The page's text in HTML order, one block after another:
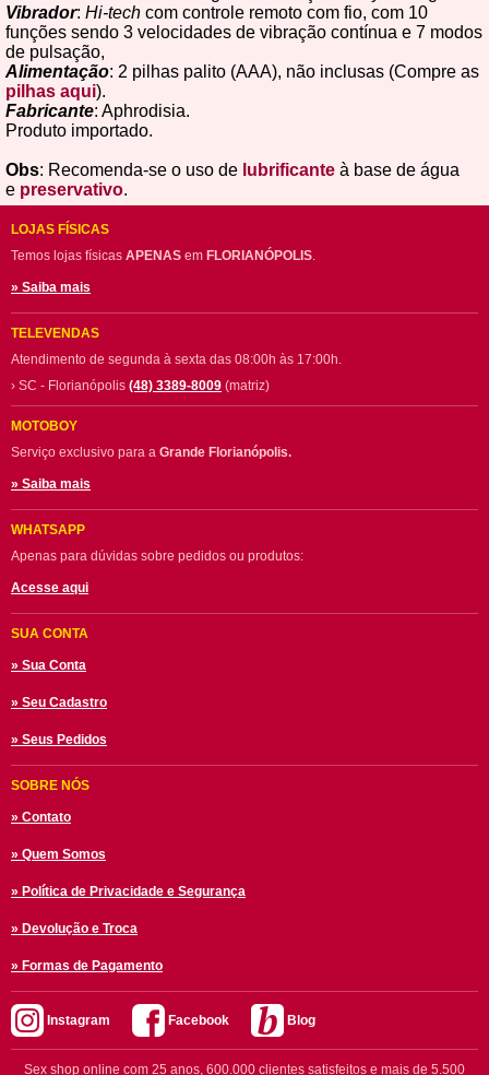
Vibrador: Hi-tech com controle remoto com fio, com 10
funções sendo 3 velocidades de vibração contínua e 7 modos
de pulsação,
Alimentação: 2 pilhas palito (AAA), não inclusas (Compre as
pilhas aqui).
Fabricante: Aphrodisia.
Produto importado.
Obs: Recomenda-se o uso de lubrificante à base de água
e preservativo.
LOJAS FÍSICAS
Temos lojas físicas APENAS em FLORIANÓPOLIS.
» Saiba mais
TELEVENDAS
Atendimento de segunda à sexta das 08:00h às 17:00h.
› SC - Florianópolis (48) 3389-8009 (matriz)
MOTOBOY
Serviço exclusivo para a Grande Florianópolis.
» Saiba mais
WHATSAPP
Apenas para dúvidas sobre pedidos ou produtos:
Acesse aqui
SUA CONTA
» Sua Conta
» Seu Cadastro
» Seus Pedidos
SOBRE NÓS
» Contato
» Quem Somos
» Política de Privacidade e Segurança
» Devolução e Troca
» Formas de Pagamento
Instagram Facebook Blog
Sex shop online com 25 anos, 600.000 clientes satisfeitos e mais de 5.500